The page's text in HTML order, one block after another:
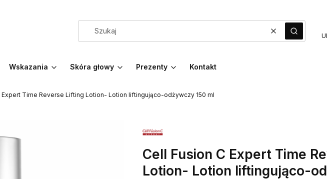
WyczyśćSzukaj
Wskazania Skóra głowy Prezenty Kontakt
Expert Time Reverse Lifting Lotion- Lotion liftingująco-odżywczy 150 ml
Cell Fusion C Expert Time
Lotion- Lotion liftingująco-